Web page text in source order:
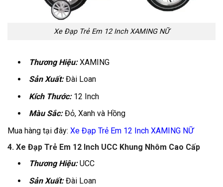
Xe Đạp Trẻ Em 12 Inch XAMING NỮ
Thương Hiệu:XAMING
Sản Xuất:Đài Loan
Kích Thước: 12 Inch
Màu Sắc:Đỏ, Xanh và Hồng
Mua hàng tại đây: Xe Đạp Trẻ Em 12 Inch XAMING NỮ
4. Xe Đạp Trẻ Em 12 Inch UCC Khung Nhôm Cao Cấp
Thương Hiệu:UCC
Sản Xuất:Đài Loan